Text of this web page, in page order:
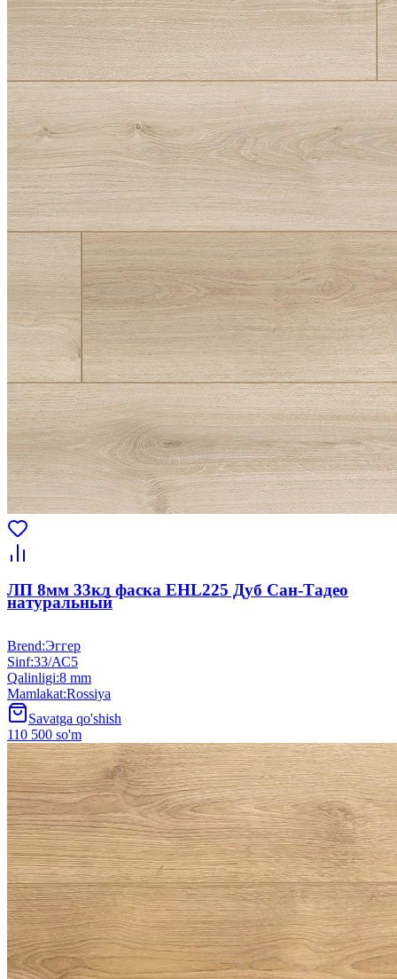
ЛП 8мм 33кл фаска EHL225 Дуб Сан-Тадео
натуральный
Brend:Эггер
Sinf:33/АС5
Qalinligi:8 mm
Mamlakat:Rossiya
Savatga qo'shish
110 500 so'm